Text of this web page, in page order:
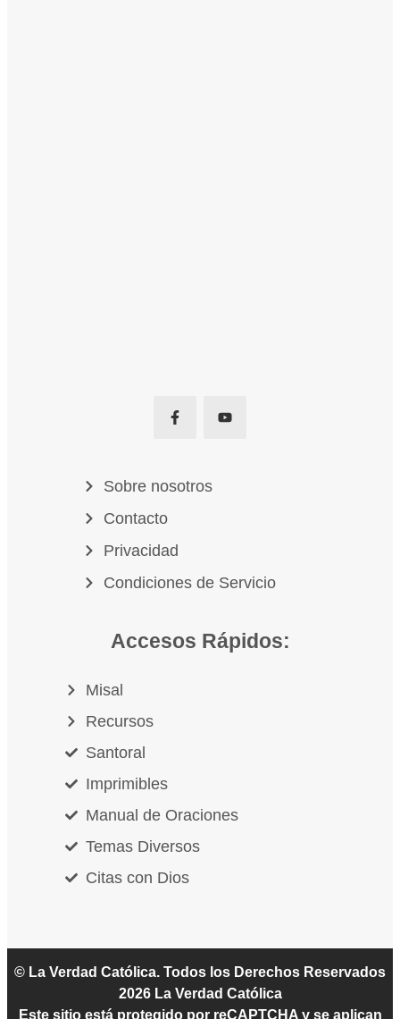
Sobre nosotros
Contacto
Privacidad
Condiciones de Servicio
Accesos Rápidos:
Misal
Recursos
Santoral
Imprimibles
Manual de Oraciones
Temas Diversos
Citas con Dios
© La Verdad Católica. Todos los Derechos Reservados
2026 La Verdad Católica
Este sitio está protegido por reCAPTCHA y se aplican